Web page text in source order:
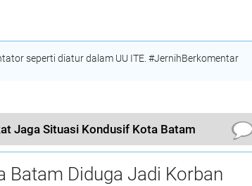
Kepri Jalan di
Tempat?
Batam
seperti diatur dalam UU ITE. #JernihBerkomentar
Jaga Situasi Kondusif Kota Batam
Batam Diduga Jadi Korban